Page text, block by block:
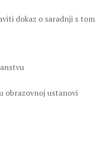
dokaz o saradnji s tom
obrazovnoj ustanovi